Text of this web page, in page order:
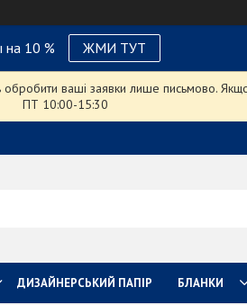
10 % ЖМИ ТУТ
ваші заявки лише письмово. Якщо
ПТ 10:00-15:30
ДИЗАЙНЕРСЬКИЙ ПАПІР БЛАНКИ